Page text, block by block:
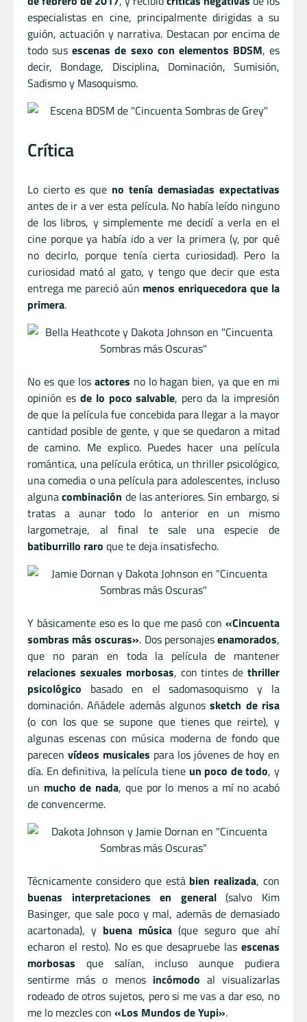
especialistas en cine, principalmente dirigidas a su
guión, actuación y narrativa. Destacan por encima de
todo susescenas de sexo con elementos BDSM, es
decir, Bondage, Disciplina, Dominación, Sumisión,
Sadismo y Masoquismo.
Crítica
Lo cierto es que no tenía demasiadas expectativas
antes de ir a ver esta película. No había leído ninguno
de los libros, y simplemente me decidí a verla en el
cine porque ya había ido a ver la primera (y, por qué
no decirlo, porque tenía cierta curiosidad). Pero la
curiosidad mató al gato, y tengo que decir que esta
entrega me pareció aún menos enriquecedora que la
primera.
No es que los actores no lo hagan bien, ya que en mi
opinión es de lo poco salvable, pero da la impresión
de que la película fue concebida para llegar a la mayor
cantidad posible de gente, y que se quedaron a mitad
de camino. Me explico. Puedes hacer una película
romántica, una película erótica, un thriller psicológico,
una comedia o una película para adolescentes, incluso
algunacombinación de las anteriores. Sin embargo, si
tratas a aunar todo lo anterior en un mismo
largometraje, al final te sale una especie de
batiburrillo raro que te deja insatisfecho.
Y básicamente eso es lo que me pasó con «Cincuenta
sombras más oscuras». Dos personajesenamorados,
que no paran en toda la película de mantener
relaciones sexuales morbosas, con tintes dethriller
psicológico basado en el sadomasoquismo y la
dominación. Añádele además algunossketch de risa
(o con los que se supone que tienes que reirte), y
algunas escenas con música moderna de fondo que
parecen vídeos musicales para los jóvenes de hoy en
día. En definitiva, la película tiene un poco de todo, y
un mucho de nada, que por lo menos a mí no acabó
de convencerme.
Técnicamente considero que está bien realizada, con
buenas interpretaciones en general(salvo Kim
Basinger, que sale poco y mal, además de demasiado
acartonada), y buena música (que seguro que ahí
echaron el resto). No es que desapruebe las escenas
morbosas que salían, incluso aunque pudiera
sentirme más o menos incómodo al visualizarlas
rodeado de otros sujetos, pero si me vas a dar eso, no
me lo mezcles con «Los Mundos de Yupi».